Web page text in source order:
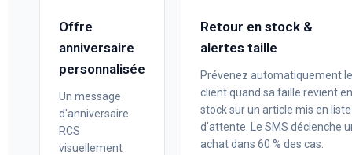
Offre
anniversaire
personnalisée
Un message
d'anniversaire
RCS
visuellement
Retour en stock &
alertes taille
Prévenez automatiquement le
client quand sa taille revient en
stock sur un article mis en liste
d'attente. Le SMS déclenche
achat dans 60 % des cas.